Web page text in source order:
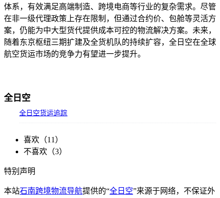
体系，有效满足高端制造、跨境电商等行业的复杂需求。尽管
在非一级代理政策上存在限制，但通过合约价、包舱等灵活方
案，仍能为中大型货代提供成本可控的物流解决方案。未来，
随着东京枢纽三期扩建及全货机队的持续扩容，全日空在全球
航空货运市场的竞争力有望进一步提升。
全日空
全日空货运追踪
喜欢（11 ）
不喜欢（3）
特别声明
本站石南跨境物流导航提供的“全日空”来源于网络，不保证外